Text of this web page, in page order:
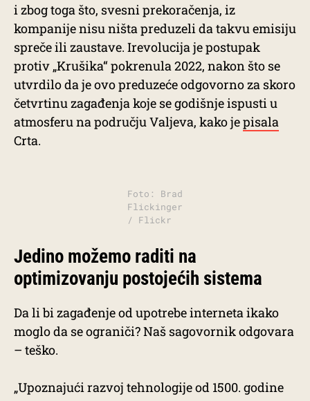
i zbog toga što, svesni prekoračenja, iz
kompanije nisu ništa preduzeli da takvu emisiju
spreče ili zaustave. Irevolucija je postupak
protiv „Krušika“ pokrenula 2022, nakon što se
utvrdilo da je ovo preduzeće odgovorno za skoro
četvrtinu zagađenja koje se godišnje ispusti u
atmosferu na području Valjeva, kako jepisala
Crta.
Foto: Brad
Flickinger
/ Flickr
Jedino možemo raditi na
optimizovanju postojećih sistema
Da li bi zagađenje od upotrebe interneta ikako
moglo da se ograniči? Naš sagovornik odgovara
– teško.
„Upoznajući razvoj tehnologije od 1500. godine